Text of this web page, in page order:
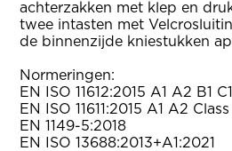
achterzakken met klep en
twee intasten met
de binnenzijde kniestukken
Normeringen:
EN ISO 11612:2015 A1 A2 B1 C1
EN ISO 11611:2015 A1 A2 Class
EN 1149-5:2018
EN ISO 13688:2013+A1:2021